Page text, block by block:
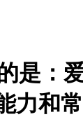
：
和常